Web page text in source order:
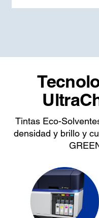
Tintas Eco-
densidad y brillo y